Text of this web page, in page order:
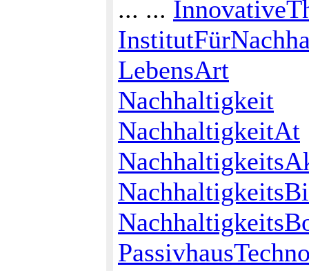
... ...
LebensArt
Nachhaltigkeit
NachhaltigkeitAt